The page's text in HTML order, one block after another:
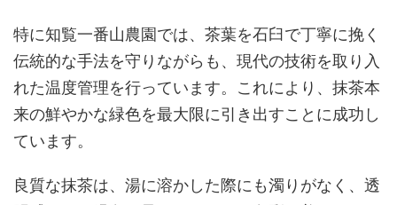
特に知覧一番山農園では、茶葉を石臼で丁寧に挽く
伝統的な手法を守りながらも、現代の技術を取り入
れた温度管理を行っています。これにより、抹茶本
来の鮮やかな緑色を最大限に引き出すことに成功し
ています。
良質な抹茶は、湯に溶かした際にも濁りがなく、透